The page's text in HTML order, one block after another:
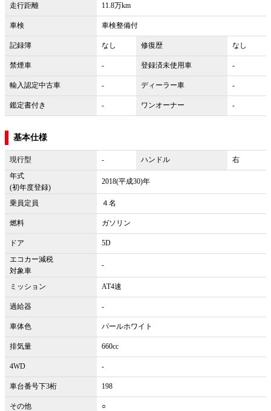
走行距離 11.8万km
車検 車検整備付
記録簿 なし 修復歴 なし
禁煙車 - 登録済未使用車 -
輸入認定中古車 - ディーラー車 -
鑑定書付き - ワンオーナー -
基本仕様
現行型 - ハンドル
右
年式
(初年度登録)
2018(平成30)年
乗員定員 ４名
燃料 ガソリン
ドア
5D
エコカー減税
対象車
-
ミッション AT4速
過給器 -
車体色 パールホワイト
排気量 660cc
4WD -
車台番号下3桁 198
その他 ○